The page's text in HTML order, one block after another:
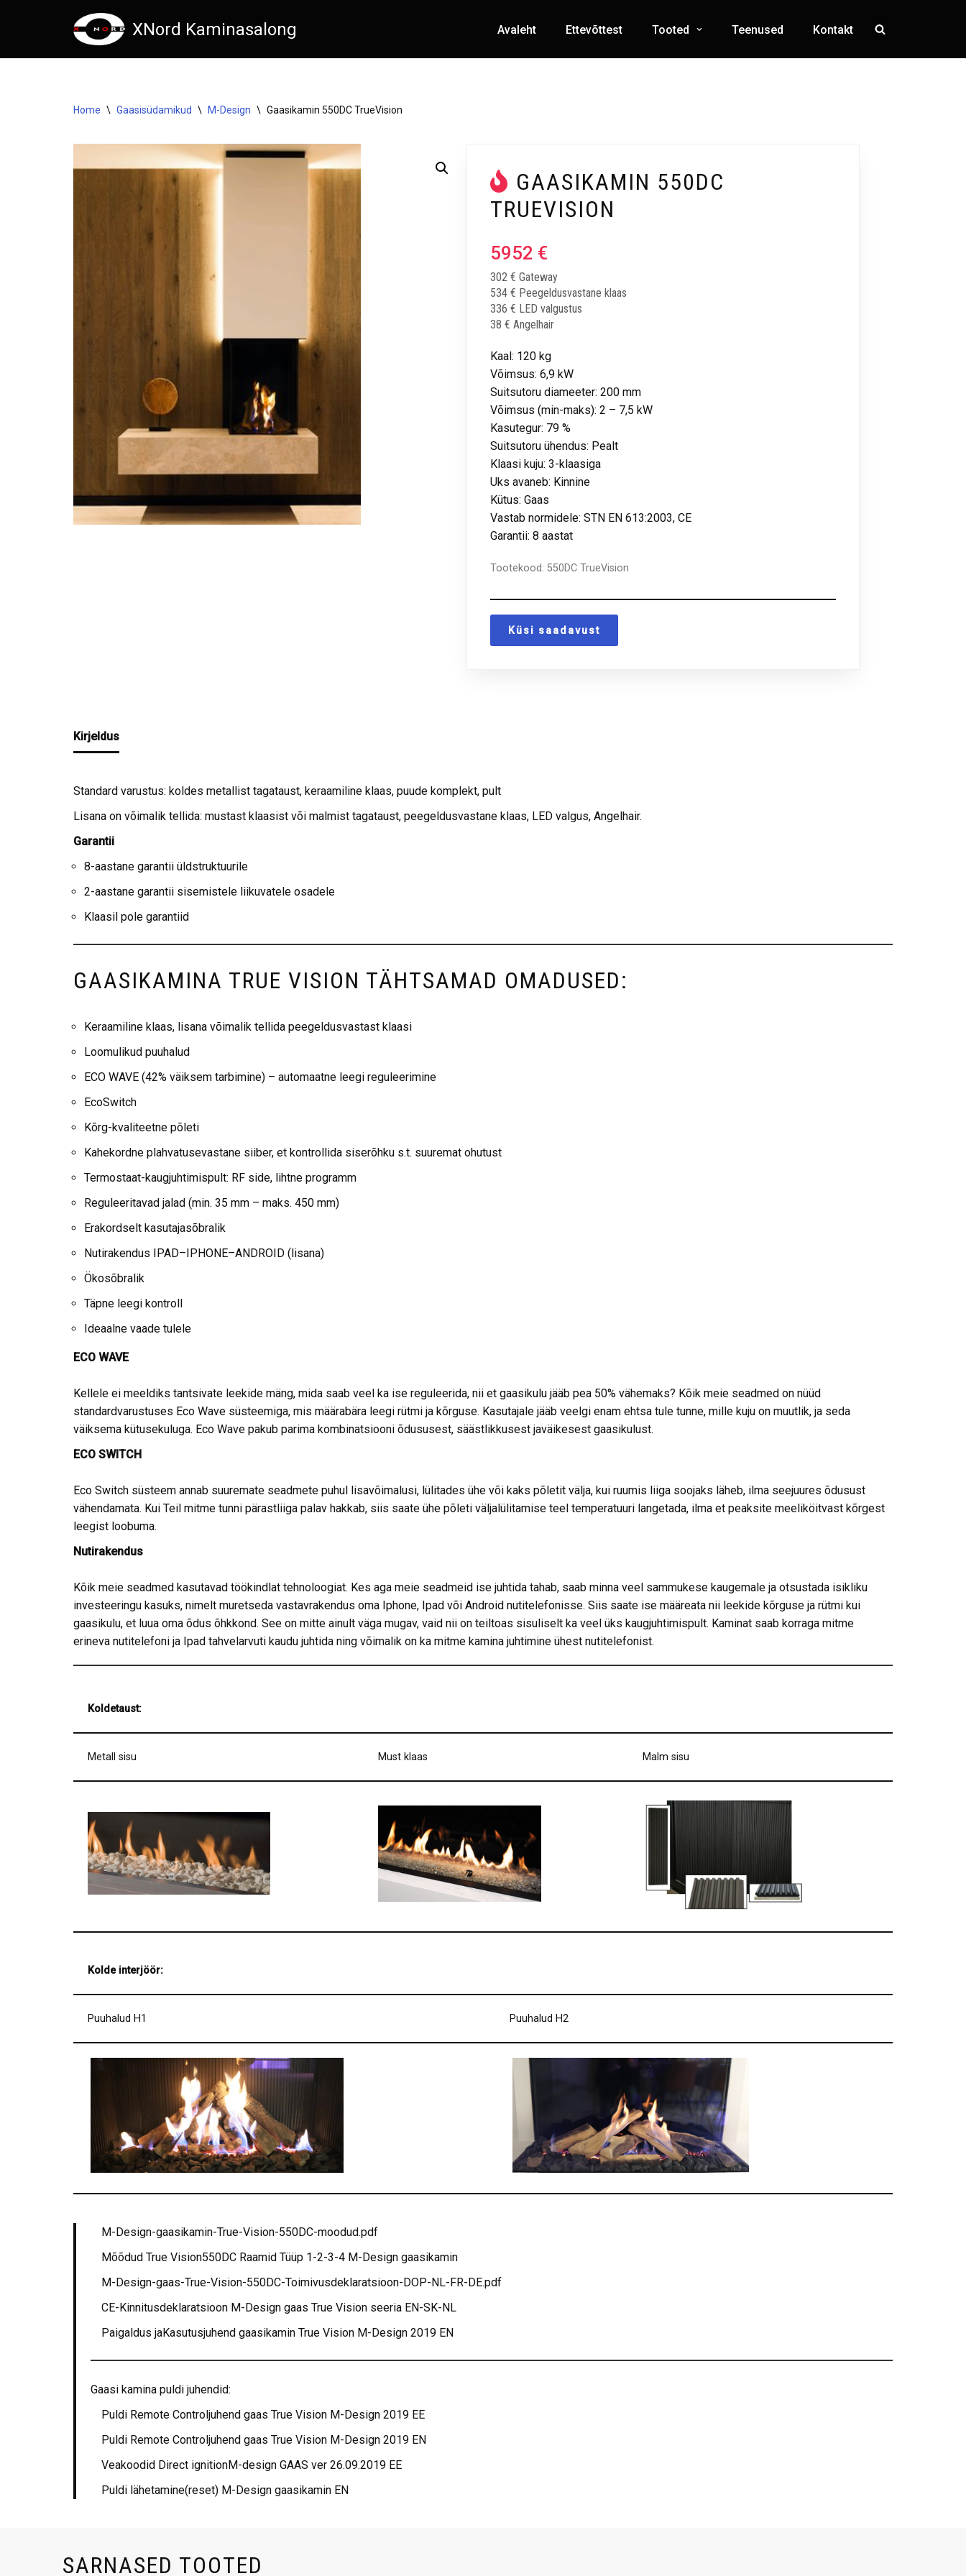
to
XNord Kaminasalong Avaleht Ettevõttest Tooted Teenused Kontakt
Home \ Gaasisüdamikud \ M-Design \ Gaasikamin 550DC TrueVision
GAASIKAMIN 550DC
TRUEVISION
5952 €
302 € Gateway
534 € Peegeldusvastane klaas
336 € LED valgustus
38 € Angelhair
Kaal: 120 kg
Võimsus: 6,9 kW
Suitsutoru diameeter: 200 mm
Võimsus (min-maks): 2 – 7,5 kW
Kasutegur: 79 %
Suitsutoru ühendus: Pealt
Klaasi kuju: 3-klaasiga
Uks avaneb: Kinnine
Kütus: Gaas
Vastab normidele: STN EN 613:2003, CE
Garantii: 8 aastat
Tootekood:550DC TrueVision
Küsi saadavust
Kirjeldus
Standard varustus: koldes metallist tagataust, keraamiline klaas, puude komplekt, pult
Lisana on võimalik tellida: mustast klaasist või malmist tagataust, peegeldusvastane klaas, LED valgus, Angelhair.
Garantii
8-aastane garantii üldstruktuurile
2-aastane garantii sisemistele liikuvatele osadele
Klaasil pole garantiid
GAASIKAMINA TRUE VISION TÄHTSAMAD OMADUSED:
Keraamiline klaas, lisana võimalik tellida peegeldusvastast klaasi
Loomulikud puuhalud
ECO WAVE (42% väiksem tarbimine) – automaatne leegi reguleerimine
EcoSwitch
Kõrg-kvaliteetne põleti
Kahekordne plahvatusevastane siiber, et kontrollida siserõhku s.t. suuremat ohutust
Termostaat-kaugjuhtimispult: RF side, lihtne programm
Reguleeritavad jalad (min. 35 mm – maks. 450 mm)
Erakordselt kasutajasõbralik
Nutirakendus IPAD–IPHONE–ANDROID (lisana)
Ökosõbralik
Täpne leegi kontroll
Ideaalne vaade tulele
ECO WAVE
Kellele ei meeldiks tantsivate leekide mäng, mida saab veel ka ise reguleerida, nii et gaasikulu jääb pea 50% vähemaks? Kõik meie seadmed on nüüd
standardvarustuses Eco Wave süsteemiga, mis määrabära leegi rütmi ja kõrguse. Kasutajale jääb veelgi enam ehtsa tule tunne, mille kuju on muutlik, ja seda
väiksema kütusekuluga. Eco Wave pakub parima kombinatsiooni õdususest, säästlikkusest javäikesest gaasikulust.
ECO SWITCH
Eco Switch süsteem annab suuremate seadmete puhul lisavõimalusi, lülitades ühe või kaks põletit välja, kui ruumis liiga soojaks läheb, ilma seejuures õdusust
vähendamata. Kui Teil mitme tunni pärastliiga palav hakkab, siis saate ühe põleti väljalülitamise teel temperatuuri langetada, ilma et peaksite meeliköitvast kõrgest
leegist loobuma.
Nutirakendus
Kõik meie seadmed kasutavad töökindlat tehnoloogiat. Kes aga meie seadmeid ise juhtida tahab, saab minna veel sammukese kaugemale ja otsustada isikliku
investeeringu kasuks, nimelt muretseda vastavrakendus oma Iphone, Ipad või Android nutitelefonisse. Siis saate ise määreata nii leekide kõrguse ja rütmi kui
gaasikulu, et luua oma õdus õhkkond. See on mitte ainult väga mugav, vaid nii on teiltoas sisuliselt ka veel üks kaugjuhtimispult. Kaminat saab korraga mitme
erineva nutitelefoni ja Ipad tahvelarvuti kaudu juhtida ning võimalik on ka mitme kamina juhtimine ühest nutitelefonist.
Koldetaust:
Metall sisu Must klaas Malm sisu
Kolde interjöör:
Puuhalud H1 Puuhalud H2
M-Design-gaasikamin-True-Vision-550DC-moodud.pdf
Mõõdud True Vision550DC Raamid Tüüp 1-2-3-4 M-Design gaasikamin
M-Design-gaas-True-Vision-550DC-Toimivusdeklaratsioon-DOP-NL-FR-DE.pdf
CE-Kinnitusdeklaratsioon M-Design gaas True Vision seeria EN-SK-NL
Paigaldus jaKasutusjuhend gaasikamin True Vision M-Design 2019 EN
Gaasi kamina puldi juhendid:
Puldi Remote Controljuhend gaas True Vision M-Design 2019 EE
Puldi Remote Controljuhend gaas True Vision M-Design 2019 EN
Veakoodid Direct ignitionM-design GAAS ver 26.09.2019 EE
Puldi lähetamine(reset) M-Design gaasikamin EN
SARNASED TOOTED